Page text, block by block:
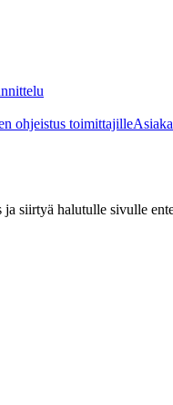
ohjeistus toimittajille
siirtyä halutulle sivulle